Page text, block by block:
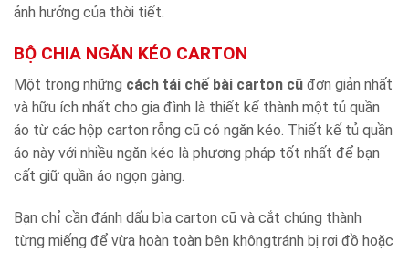
ảnh hưởng của thời tiết.
BỘ CHIA NGĂN KÉO CARTON
Một trong những cách tái chế bài carton cũ đơn giản nhất
và hữu ích nhất cho gia đình là thiết kế thành một tủ quần
áo từ các hộp carton rỗng cũ có ngăn kéo. Thiết kế tủ quần
áo này với nhiều ngăn kéo là phương pháp tốt nhất để bạn
cất giữ quần áo ngọn gàng.
Bạn chỉ cần đánh dấu bìa carton cũ và cắt chúng thành
từng miếng để vừa hoàn toàn bên khôngtránh bị rơi đồ hoặc